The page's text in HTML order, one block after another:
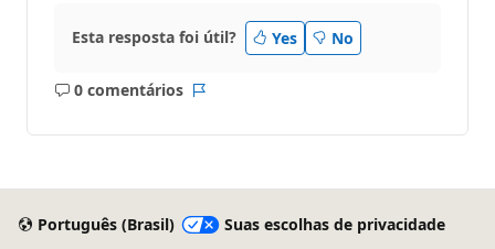
Esta resposta foi útil? Yes No
0 comentários
Sem
Português (Brasil)
Suas escolhas de privacidade